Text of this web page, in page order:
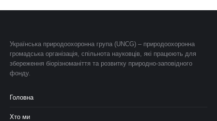
Українська природоохоронна група (UNCG) – природоохоронна
громадська організація, спільнота науковців, які працюють для
збереження біорізноманіття та розвитку природно-заповідного
фонду.
Головна
Хто ми